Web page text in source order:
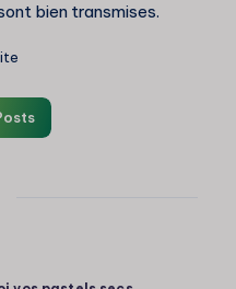
bien transmises.